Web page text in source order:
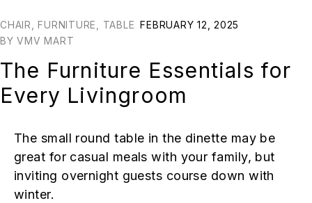
CHAIR ,FURNITURE TABLE FEBRUARY 12, 2025
BY VMV MART
The Furniture Essentials for
Every Livingroom
The small round table in the dinette may be
great for casual meals with your family, but
inviting overnight guests course down with
winter.